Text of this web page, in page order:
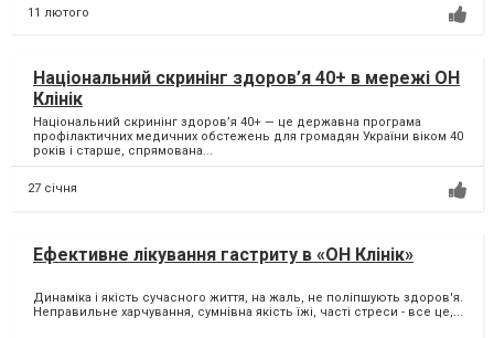
11 лютого
Національний скринінг здоров’я 40+ в мережі ОН
Клінік
Національний скринінг здоров’я 40+ — це державна програма
профілактичних медичних обстежень для громадян України віком 40
років і старше, спрямована...
27 січня
Ефективне лікування гастриту в «ОН Клінік»
Динаміка і якість сучасного життя, на жаль, не поліпшують здоров'я.
Неправильне харчування, сумнівна якість їжі, часті стреси - все це,...